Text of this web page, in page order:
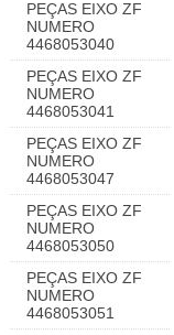
PEÇAS EIXO ZF
NUMERO
4468053040
PEÇAS EIXO ZF
NUMERO
4468053041
PEÇAS EIXO ZF
NUMERO
4468053047
PEÇAS EIXO ZF
NUMERO
4468053050
PEÇAS EIXO ZF
NUMERO
4468053051